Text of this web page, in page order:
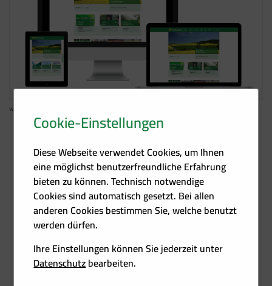
www.biomasseverband.at - responsives Design
Abbildung
Biomasse-Verband präsentiert neue(n) Online-Auftritt(e)
03.07.2019
/
Abbildung
Biomasse-Verband präsentiert neue(n) Online-Auftritt(e)
/
Cookie-Einstellungen
Diese Webseite verwendet Cookies, um Ihnen
eine möglichst benutzerfreundliche Erfahrung
bieten zu können. Technisch notwendige
Cookies sind automatisch gesetzt. Bei allen
anderen Cookies bestimmen Sie, welche benutzt
werden dürfen.
Ihre Einstellungen können Sie jederzeit unter
Datenschutzbearbeiten.